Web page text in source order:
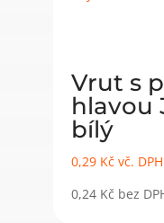
Vrut s
hlavou
bílý
0,29 Kč vč. DPH
0,24 Kč bez